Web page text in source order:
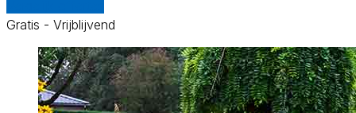
Gratis - Vrijblijvend